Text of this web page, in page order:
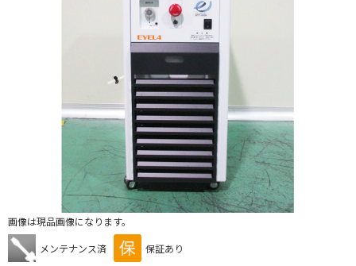
画像は現品画像になります。
メンテナンス済
保証あり